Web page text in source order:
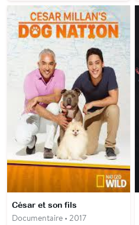
César et son fils
Documentaire • 2017